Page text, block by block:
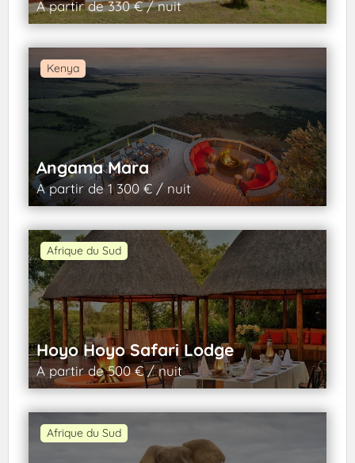
A partir de 330 € / nuit
Kenya
Angama Mara
A partir de 1 300 € / nuit
Afrique du Sud
Hoyo Hoyo Safari Lodge
A partir de 500 € / nuit
Afrique du Sud